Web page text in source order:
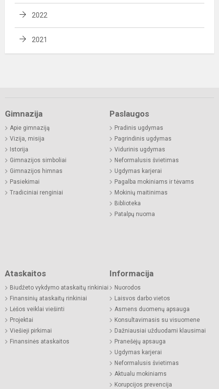
2022
2021
Gimnazija
Apie gimnaziją
Vizija, misija
Istorija
Gimnazijos simboliai
Gimnazijos himnas
Pasiekimai
Tradiciniai renginiai
Paslaugos
Pradinis ugdymas
Pagrindinis ugdymas
Vidurinis ugdymas
Neformalusis švietimas
Ugdymas karjerai
Pagalba mokiniams ir tėvams
Mokinių maitinimas
Biblioteka
Patalpų nuoma
Ataskaitos
Biudžeto vykdymo ataskaitų rinkiniai
Finansinių ataskaitų rinkiniai
Lėšos veiklai viešinti
Projektai
Viešieji pirkimai
Finansinės ataskaitos
Informacija
Nuorodos
Laisvos darbo vietos
Asmens duomenų apsauga
Konsultavimasis su visuomene
Dažniausiai užduodami klausimai
Pranešėjų apsauga
Ugdymas karjerai
Neformalusis švietimas
Aktualu mokiniams
Korupcijos prevencija